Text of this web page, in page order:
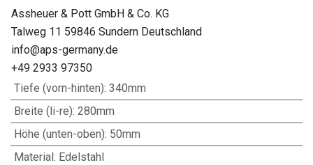
Assheuer & Pott GmbH & Co. KG
Talweg 11 59846 Sundern Deutschland
info@aps-germany.de
+49 2933 97350
Tiefe (vorn-hinten): 340mm
Breite (li-re): 280mm
Höhe (unten-oben): 50mm
Material : Edelstahl